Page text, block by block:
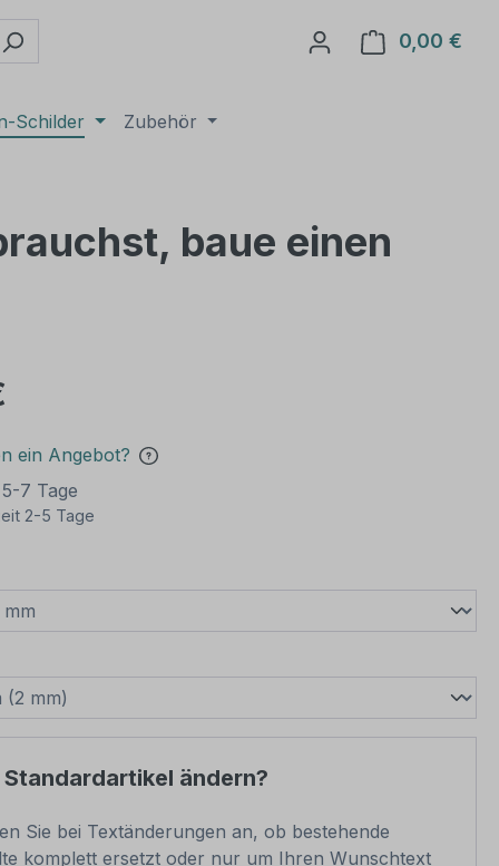
0,00 €
Schilder Zubehör
baue einen
ein Angebot?
7 Tage
2-5 Tage
Standardartikel ändern?
Sie bei Textänderungen an, ob bestehende
komplett ersetzt oder nur um Ihren Wunschtext